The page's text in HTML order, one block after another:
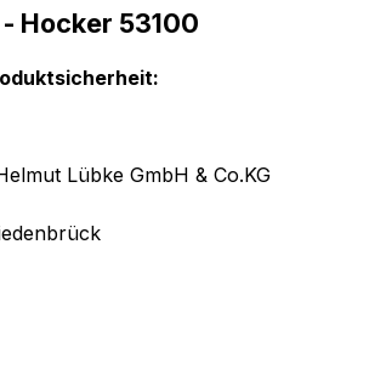
Hocker 53100
Lübke GmbH & Co.KG